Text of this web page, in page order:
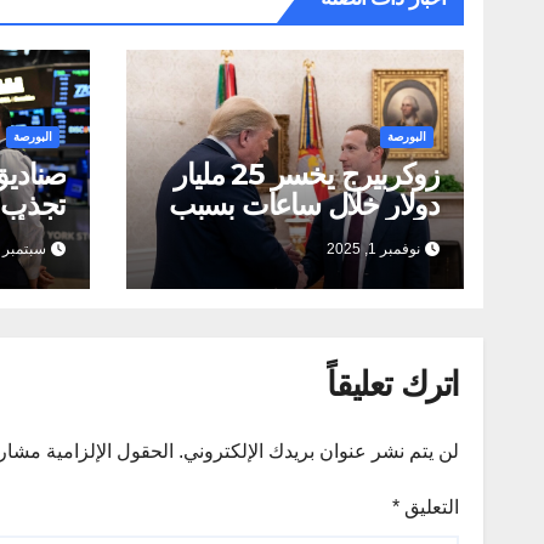
البورصة
زوكربيرج يخسر 25 مليار
دولار خلال ساعات بسبب
ضرائب ترامب
نوفمبر 1, 2025
البورصة
في
أسابيع
سبتمبر 5, 2025
اترك تعليقاً
لن يتم نشر عنوان بريدك الإلكتروني. الحقول الإلزامية مشار
التعليق *